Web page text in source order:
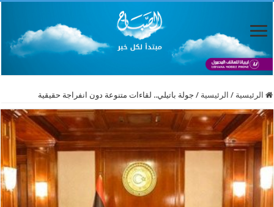
الرئيسية / الرئيسية / جولة باتيلي.. لقاءات متنوعة دون انفراجة حقيقية